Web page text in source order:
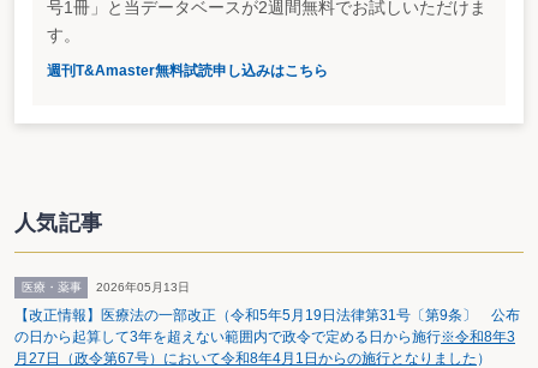
号1冊」と当データベースが2週間無料でお試しいただけま
す。
週刊T&Amaster無料試読申し込みはこちら
人気記事
医療・薬事 2026年05月13日
【改正情報】医療法の一部改正（令和5年5月19日法律第31号〔第9条〕 公布
の日から起算して3年を超えない範囲内で政令で定める日から施行※令和8年3
月27日（政令第67号）において令和8年4月1日からの施行となりました ）